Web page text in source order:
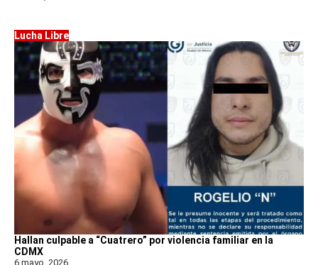
Lucha Libre
Hallan culpable a “Cuatrero” por violencia familiar en la
CDMX
6 mayo, 2026